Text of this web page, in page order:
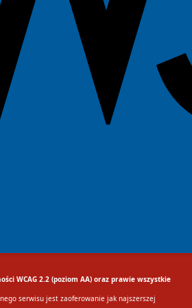
WCAG 2.2 (poziom AA) oraz prawie wszystkie
serwisu jest zaoferowanie jak najszerszej